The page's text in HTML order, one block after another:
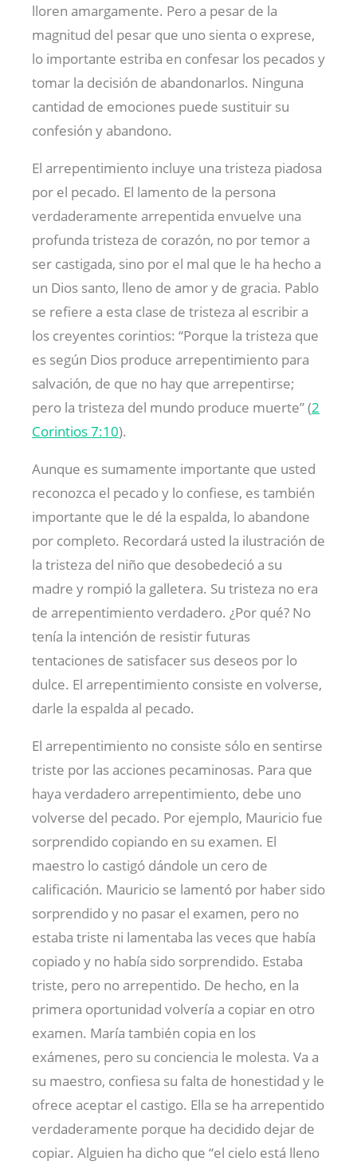
lloren amargamente. Pero a pesar de la
magnitud del pesar que uno sienta o exprese,
lo importante estriba en confesar los pecados y
tomar la decisión de abandonarlos. Ninguna
cantidad de emociones puede sustituir su
confesión y abandono.
El arrepentimiento incluye una tristeza piadosa
por el pecado. El lamento de la persona
verdaderamente arrepentida envuelve una
profunda tristeza de corazón, no por temor a
ser castigada, sino por el mal que le ha hecho a
un Dios santo, lleno de amor y de gracia. Pablo
se refiere a esta clase de tristeza al escribir a
los creyentes corintios: “Porque la tristeza que
es según Dios produce arrepentimiento para
salvación, de que no hay que arrepentirse;
pero la tristeza del mundo produce muerte” (2
Corintios 7:10).
Aunque es sumamente importante que usted
reconozca el pecado y lo confiese, es también
importante que le dé la espalda, lo abandone
por completo. Recordará usted la ilustración de
la tristeza del niño que desobedeció a su
madre y rompió la galletera. Su tristeza no era
de arrepentimiento verdadero. ¿Por qué? No
tenía la intención de resistir futuras
tentaciones de satisfacer sus deseos por lo
dulce. El arrepentimiento consiste en volverse,
darle la espalda al pecado.
El arrepentimiento no consiste sólo en sentirse
triste por las acciones pecaminosas. Para que
haya verdadero arrepentimiento, debe uno
volverse del pecado. Por ejemplo, Mauricio fue
sorprendido copiando en su examen. El
maestro lo castigó dándole un cero de
calificación. Mauricio se lamentó por haber sido
sorprendido y no pasar el examen, pero no
estaba triste ni lamentaba las veces que había
copiado y no había sido sorprendido. Estaba
triste, pero no arrepentido. De hecho, en la
primera oportunidad volvería a copiar en otro
examen. María también copia en los
exámenes, pero su conciencia le molesta. Va a
su maestro, confiesa su falta de honestidad y le
ofrece aceptar el castigo. Ella se ha arrepentido
verdaderamente porque ha decidido dejar de
copiar. Alguien ha dicho que “el cielo está lleno